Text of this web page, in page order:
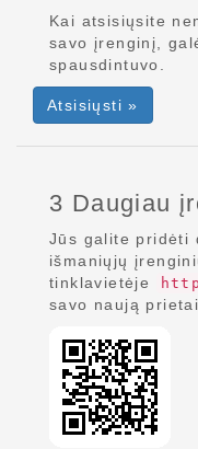
Kai atsisiųsite
savo įrenginį,
spausdintuvo.
Atsisiųsti »
3 Daugiau
Jūs galite pridėti
išmaniųjų
tinklavietėje
savo naują